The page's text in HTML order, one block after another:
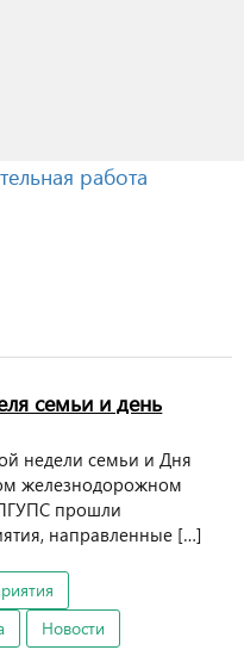
работа
семьи и день
недели семьи и Дня
железнодорожном
прошли
направленные […]
Новости